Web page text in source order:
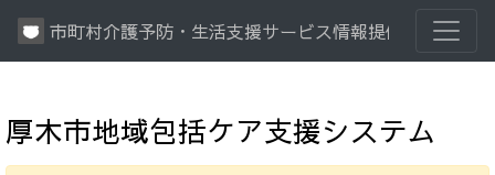
市町村介護予防・生活支援サービス情報提供システム
厚木市地域包括ケア支援システム